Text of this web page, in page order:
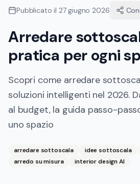
Pubblicato il 27 giugno 2026
Arredare
pratica per ogni
Scopri come arredare
soluzioni intelligenti nel 2026.
al budget, la guida passo-
uno spazio
arredare sottoscala idee sottoscala
arredo su misura
interior design AI